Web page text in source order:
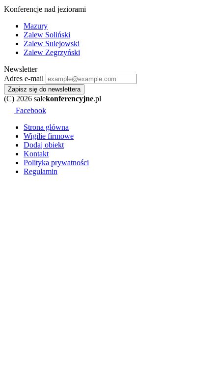
Konferencje nad jeziorami
Mazury
Zalew Soliński
Zalew Sulejowski
Zalew Zegrzyński
Newsletter
Adres e-mail
Zapisz się do newslettera
(C) 2026 salekonferencyjne.pl
Facebook
Strona główna
Wigilie firmowe
Dodaj obiekt
Kontakt
Polityka prywatności
Regulamin